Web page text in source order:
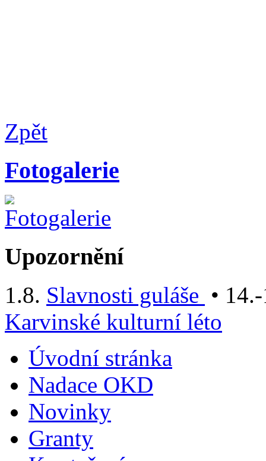
Zpět
Fotogalerie
Upozornění
1.8. Slavnosti guláše •
Karvinské kulturní léto
Úvodní stránka
Nadace OKD
Novinky
Granty